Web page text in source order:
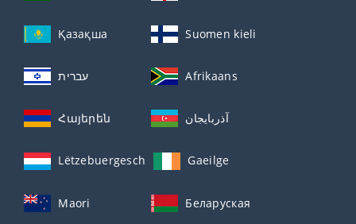
Қазақша Suomen kieli
עברית Afrikaans
Հայերեն آذربايجان
Lëtzebuergesch Gaeilge
Maori Беларуская